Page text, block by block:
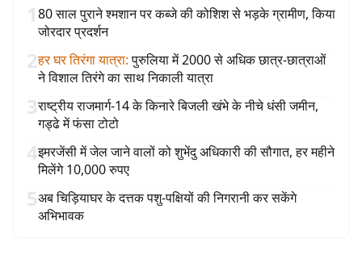
180 साल पुराने श्मशान पर कब्जे की कोशिश से भड़के ग्रामीण, किया
जोरदार प्रदर्शन
2हर घर तिरंगा यात्रा: पुरुलिया में 2000 से अधिक छात्र-छात्राओं
ने विशाल तिरंगे का साथ निकाली यात्रा
3राष्ट्रीय राजमार्ग-14 के किनारे बिजली खंभे के नीचे धंसी जमीन,
गड्ढे में फंसा टोटो
4इमरजेंसी में जेल जाने वालों को शुभेंदु अधिकारी की सौगात, हर महीने
मिलेंगे 10,000 रुपए
5अब चिड़ियाघर के दत्तक पशु-पक्षियों की निगरानी कर सकेंगे
अभिभावक